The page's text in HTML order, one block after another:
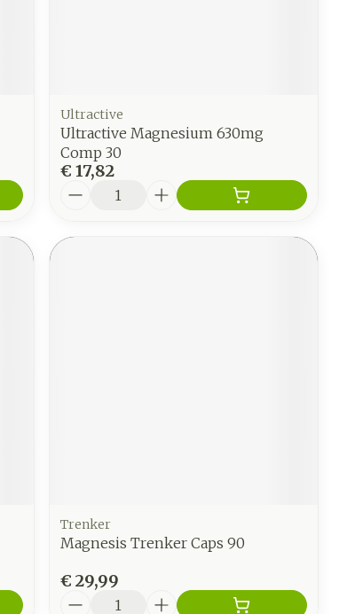
Ultractive
Ultractive Magnesium 630mg
Comp 30
€ 17,82
Trenker
Magnesis Trenker Caps 90
€ 29,99